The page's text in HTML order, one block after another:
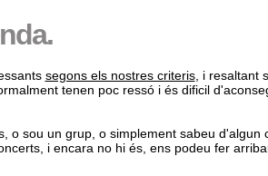
segons els nostres criteris, i resaltant
tenen poc ressó i és dificil
o sou un grup, o simplement sabeu d'algun
i encara no hi és, ens podeu fer